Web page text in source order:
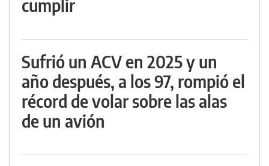
cumplir
Sufrió un ACV en 2025 y un
año después, a los 97, rompió el
récord de volar sobre las alas
de un avión